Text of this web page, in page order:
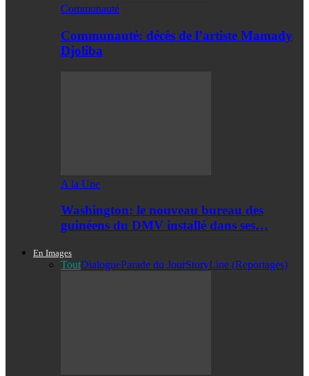
Communauté
Communauté: décès de l’artiste Mamady
Djoliba
A la Une
Washington: le nouveau bureau des
guinéens du DMV installé dans ses…
En Images
ToutDialogueParade du JourStoryLine (Reportages)